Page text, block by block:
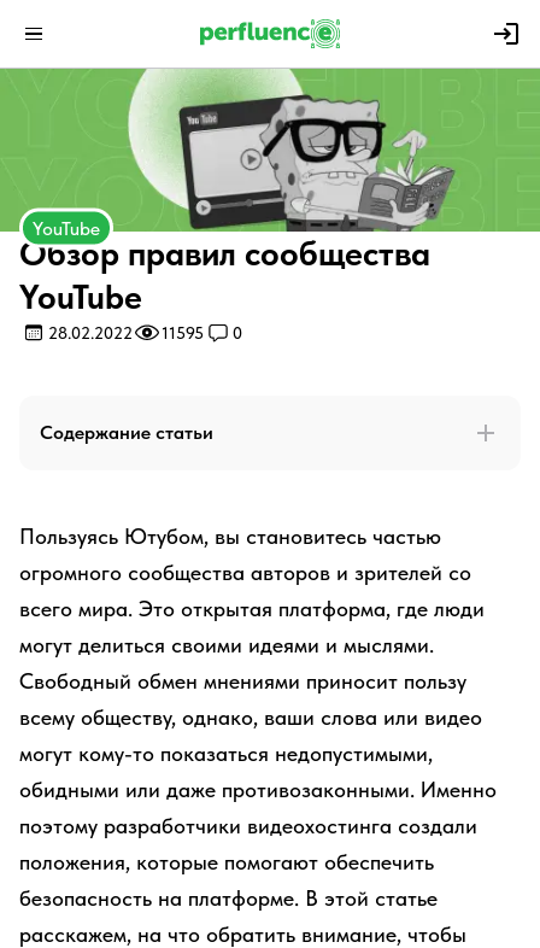
YouTube
Обзор правил сообщества
YouTube
28.02.2022 11595 0
Содержание статьи
Пользуясь Ютубом, вы становитесь частью
огромного сообщества авторов и зрителей со
всего мира. Это открытая платформа, где люди
могут делиться своими идеями и мыслями.
Свободный обмен мнениями приносит пользу
всему обществу, однако, ваши слова или видео
могут кому-то показаться недопустимыми,
обидными или даже противозаконными. Именно
поэтому разработчики видеохостинга создали
положения, которые помогают обеспечить
безопасность на платформе. В этой статье
расскажем, на что обратить внимание, чтобы